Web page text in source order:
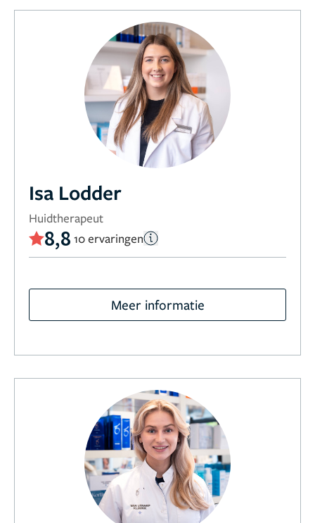
Isa Lodder
Huidtherapeut
8,8 10 ervaringen
Meer informatie